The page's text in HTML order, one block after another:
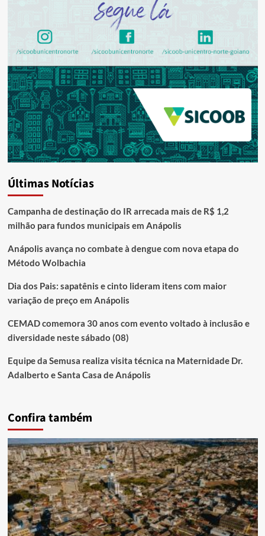
Últimas Notícias
Campanha de destinação do IR arrecada mais de R$ 1,2
milhão para fundos municipais em Anápolis
Anápolis avança no combate à dengue com nova etapa do
Método Wolbachia
Dia dos Pais: sapatênis e cinto lideram itens com maior
variação de preço em Anápolis
CEMAD comemora 30 anos com evento voltado à inclusão e
diversidade neste sábado (08)
Equipe da Semusa realiza visita técnica na Maternidade Dr.
Adalberto e Santa Casa de Anápolis
Confira também